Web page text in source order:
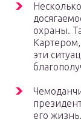
охраны.
эти
его жизнь.